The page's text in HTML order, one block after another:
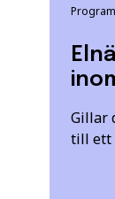
Program
Gillar
till ett